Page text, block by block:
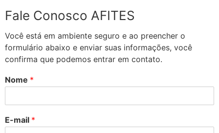
Fale Conosco AFITES
Você está em ambiente seguro e ao preencher o
formulário abaixo e enviar suas informações, você
confirma que podemos entrar em contato.
Nome *
E-mail *